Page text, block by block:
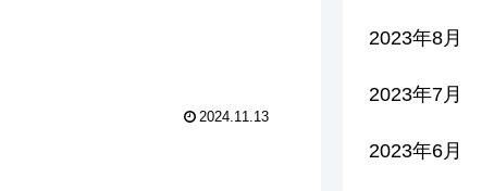
2024.11.13
2023年8月
2023年7月
2023年6月